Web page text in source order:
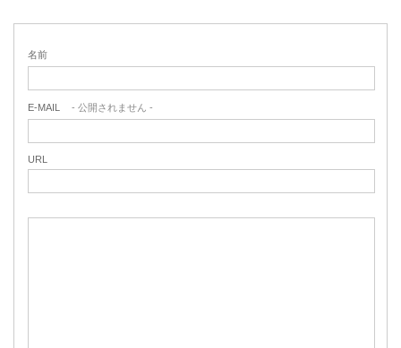
名前
E-MAIL - 公開されません -
URL